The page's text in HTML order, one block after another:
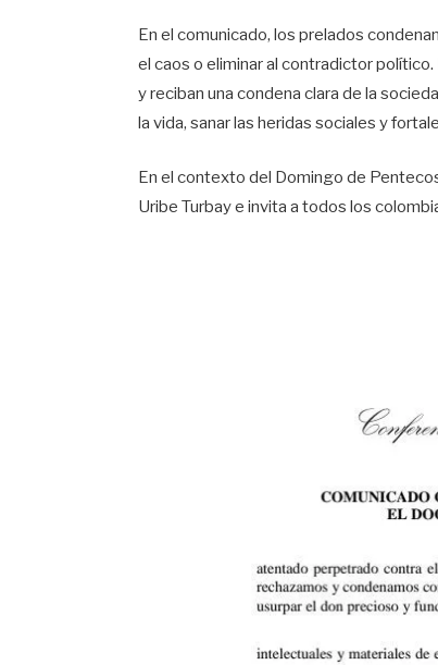
En el comunicado, los prelados
el caos o eliminar al contradictor
y reciban una condena clara de la
la vida, sanar las heridas sociales y
En el contexto del Domingo de
Uribe Turbay e invita a todos los